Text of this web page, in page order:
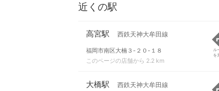
近くの駅
高宮駅 西鉄天神大牟田線
福岡市南区大楠３-２０-１８
このページの店舗から 2.2 km
ル
を
大橋駅 西鉄天神大牟田線